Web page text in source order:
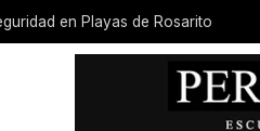
en Playas de Rosarito